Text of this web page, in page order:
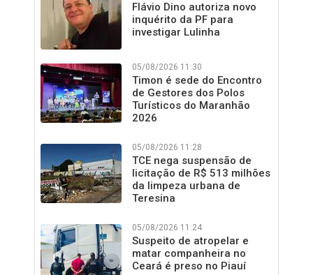
Flávio Dino autoriza novo
inquérito da PF para
investigar Lulinha
05/08/2026 11:30
Timon é sede do Encontro
de Gestores dos Polos
Turísticos do Maranhão
2026
05/08/2026 11:28
TCE nega suspensão de
licitação de R$ 513 milhões
da limpeza urbana de
Teresina
05/08/2026 11:24
Suspeito de atropelar e
matar companheira no
Ceará é preso no Piauí